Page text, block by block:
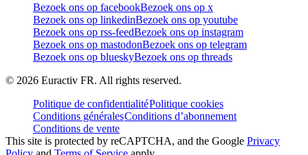
Bezoek ons op facebookBezoek ons op x
Bezoek ons op linkedinBezoek ons op youtube
Bezoek ons op rss-feedBezoek ons op instagram
Bezoek ons op mastodonBezoek ons op telegram
Bezoek ons op blueskyBezoek ons op threads
© 2026 Euractiv FR. All rights reserved.
Politique de confidentialitéPolitique cookies
Conditions généralesConditions d’abonnement
Conditions de vente
This site is protected by reCAPTCHA, and the Google Privacy